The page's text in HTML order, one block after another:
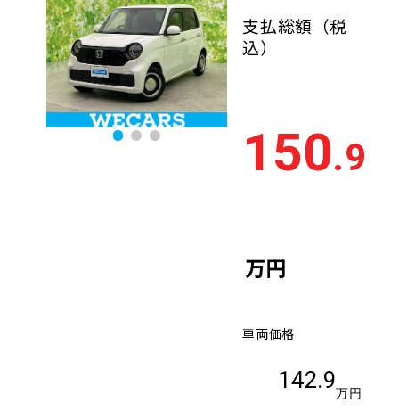
支払総額 （税
込）
150.9
万円
車両価格
142.9
万円